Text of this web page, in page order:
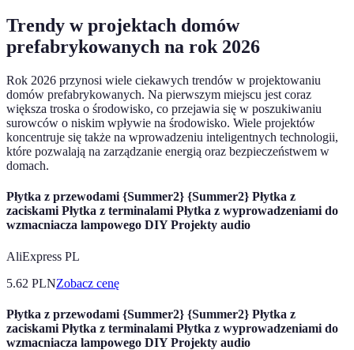
Trendy w projektach domów
prefabrykowanych na rok 2026
Rok 2026 przynosi wiele ciekawych trendów w projektowaniu
domów prefabrykowanych. Na pierwszym miejscu jest coraz
większa troska o środowisko, co przejawia się w poszukiwaniu
surowców o niskim wpływie na środowisko. Wiele projektów
koncentruje się także na wprowadzeniu inteligentnych technologii,
które pozwalają na zarządzanie energią oraz bezpieczeństwem w
domach.
Płytka z przewodami {Summer2} {Summer2} Płytka z
zaciskami Płytka z terminalami Płytka z wyprowadzeniami do
wzmacniacza lampowego DIY Projekty audio
AliExpress PL
5.62 PLNZobacz cenę
Płytka z przewodami {Summer2} {Summer2} Płytka z
zaciskami Płytka z terminalami Płytka z wyprowadzeniami do
wzmacniacza lampowego DIY Projekty audio